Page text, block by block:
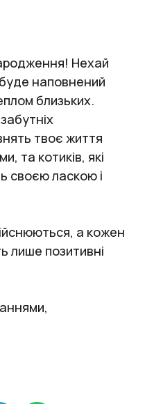
Нехай
наповнений
близьких.
твоє життя
та котиків, які
своєю ласкою і
а кожен
лише позитивні